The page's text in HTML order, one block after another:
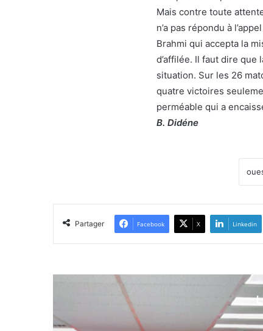
Mais contre toute
n’a pas répondu à
Brahmi qui accepta la
d’affilée. Il faut dire que
situation. Sur les 26
quatre victoires
perméable qui a
B. Didéne
Partager Facebook X Linkedin